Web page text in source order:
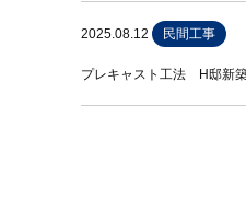
2025.08.12 民間工事
プレキャスト工法 H邸新